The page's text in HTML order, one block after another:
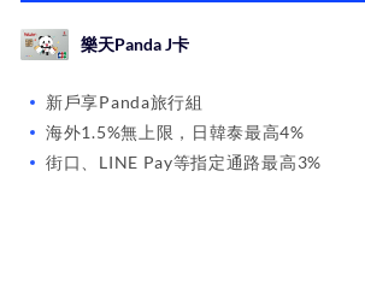
樂天Panda J卡
新戶享Panda旅行組
海外1.5%無上限，日韓泰最高4%
街口、LINE Pay等指定通路最高3%